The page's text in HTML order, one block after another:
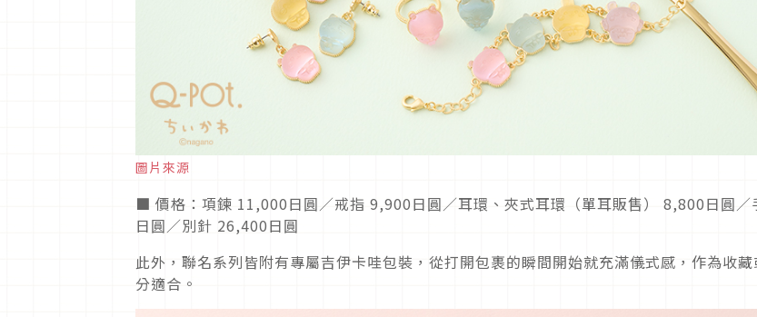
圖片來源
■ 價格：項鍊 11,000日圓／戒指 9,900日圓／耳環、夾式耳環（單耳販售） 8,800日圓
日圓／別針 26,400日圓
此外，聯名系列皆附有專屬吉伊卡哇包裝，從打開包裹的瞬間開始就充滿儀式感，作為收
分適合。